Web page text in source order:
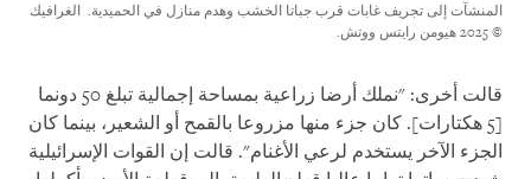
المنشآت إلى تجريف غابات قرب جباتا الخشب وهدم منازل في الحميدية.
الغرافيك
© 2025 هيومن رايتس ووتش.
قالت أخرى: "نملك أرضا زراعية بمساحة إجمالية تبلغ 50 دونما
[5 هكتارات]. كان جزء منها مزروعا بالقمح أو الشعير، بينما كان
الجزء الآخر يستخدم لرعي الأغنام". قالت إن القوات الإسرائيلية